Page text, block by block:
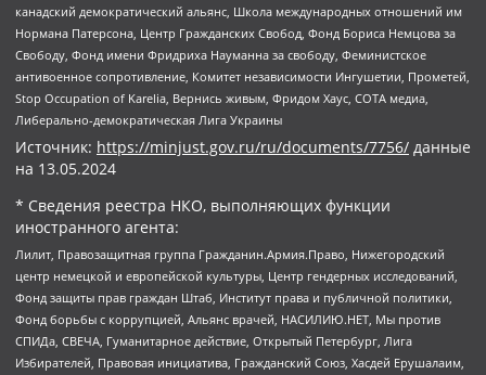
канадский демократический альянс, Школа международных отношений им
Нормана Патерсона, Центр Гражданских Свобод, Фонд Бориса Немцова за
Свободу, Фонд имени Фридриха Науманна за свободу, Феминистское
антивоенное сопротивление, Комитет независимости Ингушетии, Прометей,
Stop Occupation of Karelia, Вернись живым, Фридом Хаус, СОТА медиа,
Либерально-демократическая Лига Украины
Источник: https://minjust.gov.ru/ru/documents/7756/ данные
на 13.05.2024
* Сведения реестра НКО, выполняющих функции
иностранного агента:
Лилит, Правозащитная группа Гражданин.Армия.Право, Нижегородский
центр немецкой и европейской культуры, Центр гендерных исследований,
Фонд защиты прав граждан Штаб, Институт права и публичной политики,
Фонд борьбы с коррупцией, Альянс врачей, НАСИЛИЮ.НЕТ, Мы против
СПИДа, СВЕЧА, Гуманитарное действие, Открытый Петербург, Лига
Избирателей, Правовая инициатива, Гражданский Союз, Хасдей Ерушалаим,